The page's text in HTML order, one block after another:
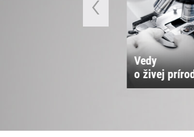
Vedy o
a kultúre